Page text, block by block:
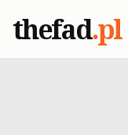
thefad.pl